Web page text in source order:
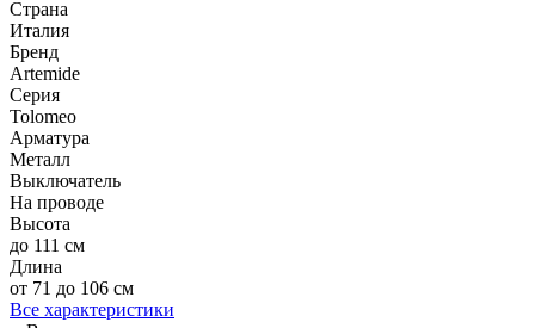
Страна
Италия
Бренд
Artemide
Серия
Tolomeo
Арматура
Металл
Выключатель
На проводе
Высота
до 111 см
Длина
от 71 до 106 см
Все характеристики